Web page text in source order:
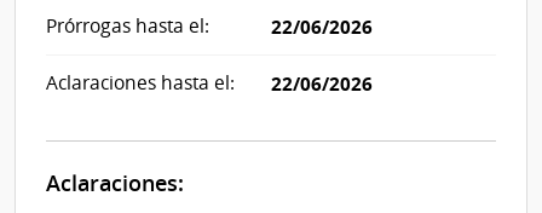
Prórrogas hasta el: 22/06/2026
Aclaraciones hasta el: 22/06/2026
Aclaraciones: